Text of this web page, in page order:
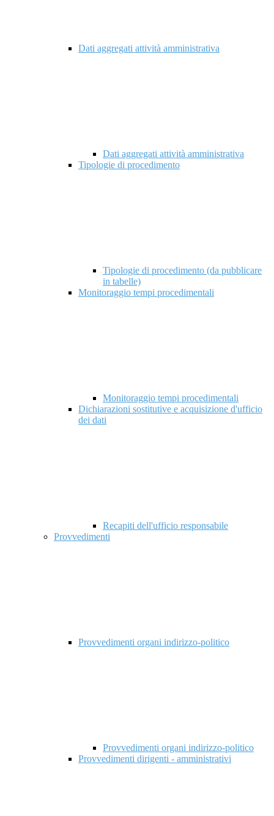
Dati aggregati attività amministrativa
Dati aggregati attività amministrativa
Tipologie di procedimento
Tipologie di procedimento (da pubblicare
in tabelle)
Monitoraggio tempi procedimentali
Monitoraggio tempi procedimentali
Dichiarazioni sostitutive e acquisizione d'ufficio
dei dati
Recapiti dell'ufficio responsabile
Provvedimenti
Provvedimenti organi indirizzo-politico
Provvedimenti organi indirizzo-politico
Provvedimenti dirigenti - amministrativi